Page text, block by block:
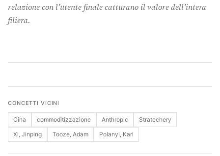
About
The Abstract
relazione con l’utente finale catturano il valore dell’intera
filiera.
CONCETTI VICINI
Cina commoditizzazione Anthropic
Stratechery
Xi, Jinping
Tooze, Adam Polanyi, Karl